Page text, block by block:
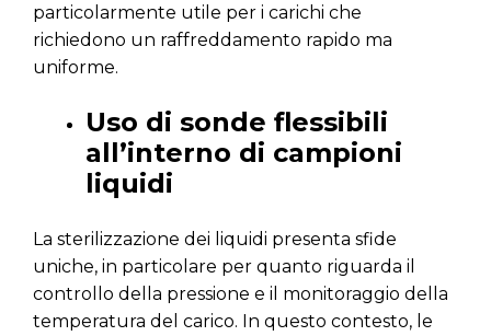
particolarmente utile per i carichi che
richiedono un raffreddamento rapido ma
uniforme.
Uso di sonde flessibili
all’interno di campioni
liquidi
La sterilizzazione dei liquidi presenta sfide
uniche, in particolare per quanto riguarda il
controllo della pressione e il monitoraggio della
temperatura del carico. In questo contesto, le